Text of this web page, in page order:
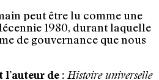
peut être lu comme une
1980, durant laquelle
de gouvernance que nous
de : Histoire universelle